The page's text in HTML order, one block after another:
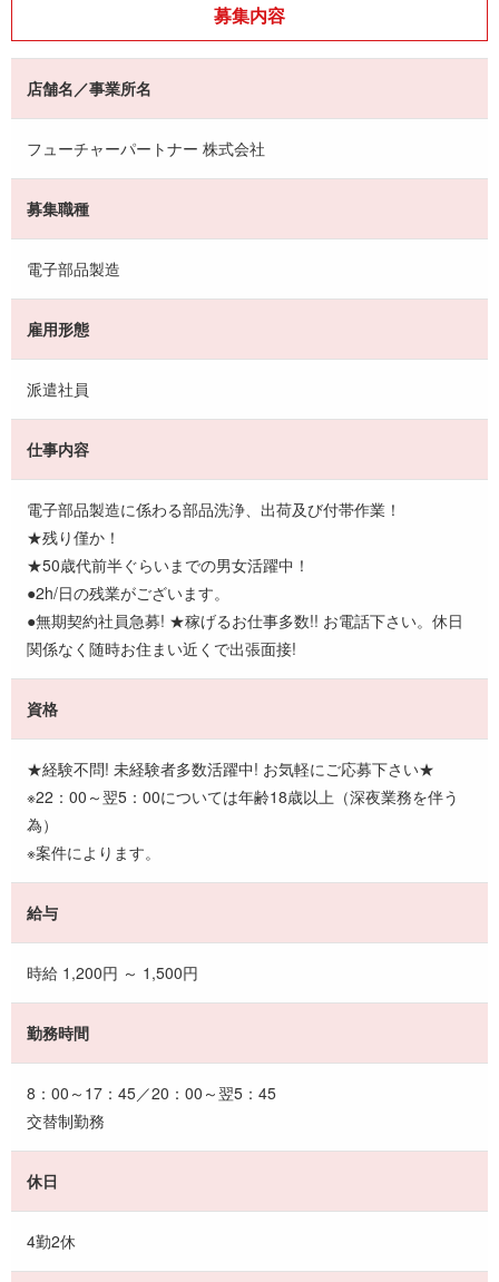
募集内容
店舗名／事業所名
フューチャーパートナー 株式会社
募集職種
電子部品製造
雇用形態
派遣社員
仕事内容
電子部品製造に係わる部品洗浄、出荷及び付帯作業！
★残り僅か！
★50歳代前半ぐらいまでの男女活躍中！
●2h/日の残業がございます。
●無期契約社員急募! ★稼げるお仕事多数!! お電話下さい。休日
関係なく随時お住まい近くで出張面接!
資格
★経験不問! 未経験者多数活躍中! お気軽にご応募下さい★
※22：00～翌5：00については年齢18歳以上（深夜業務を伴う
為）
※案件によります。
給与
時給 1,200円 ～ 1,500円
勤務時間
8：00～17：45／20：00～翌5：45
交替制勤務
休日
4勤2休